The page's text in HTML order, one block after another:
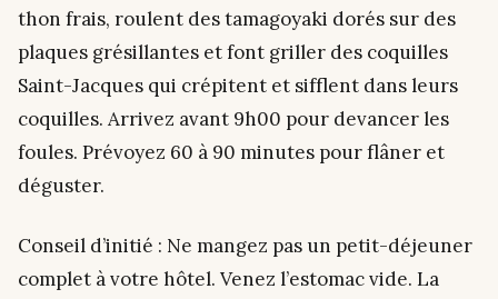
thon frais, roulent des tamagoyaki dorés sur des
plaques grésillantes et font griller des coquilles
Saint-Jacques qui crépitent et sifflent dans leurs
coquilles. Arrivez avant 9h00 pour devancer les
foules. Prévoyez 60 à 90 minutes pour flâner et
déguster.
Conseil d’initié : Ne mangez pas un petit-déjeuner
complet à votre hôtel. Venez l’estomac vide. La